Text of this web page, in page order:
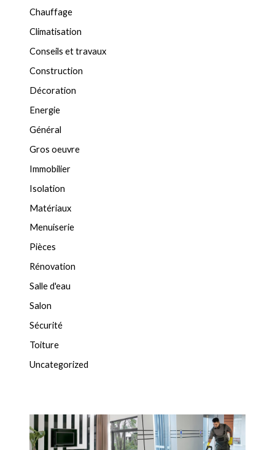
Chauffage
Climatisation
Conseils et travaux
Construction
Décoration
Energie
Général
Gros oeuvre
Immobilier
Isolation
Matériaux
Menuiserie
Pièces
Rénovation
Salle d'eau
Salon
Sécurité
Toiture
Uncategorized